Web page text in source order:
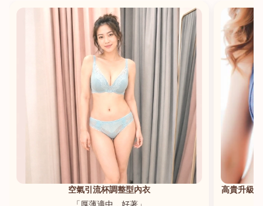
空氣引流杯調整型內衣
高貴升級
港澳中文
English